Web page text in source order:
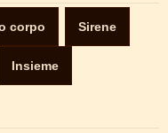
corpo Sirene
Insieme